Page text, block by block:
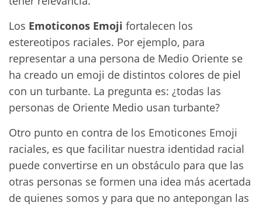
Los Emoticonos Emoji fortalecen los
estereotipos raciales. Por ejemplo, para
representar a una persona de Medio Oriente se
ha creado un emoji de distintos colores de piel
con un turbante. La pregunta es: ¿todas las
personas de Oriente Medio usan turbante?
Otro punto en contra de los Emoticones Emoji
raciales, es que facilitar nuestra identidad racial
puede convertirse en un obstáculo para que las
otras personas se formen una idea más acertada
de quienes somos y para que no antepongan las